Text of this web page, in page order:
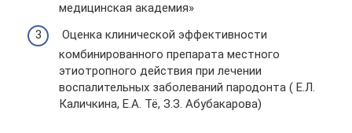
медицинская академия»
Оценка клинической эффективности
комбинированного препарата местного
этиотропного действия при лечении
воспалительных заболеваний пародонта ( Е.Л.
Каличкина, Е.А. Тё, З.З. Абубакарова)